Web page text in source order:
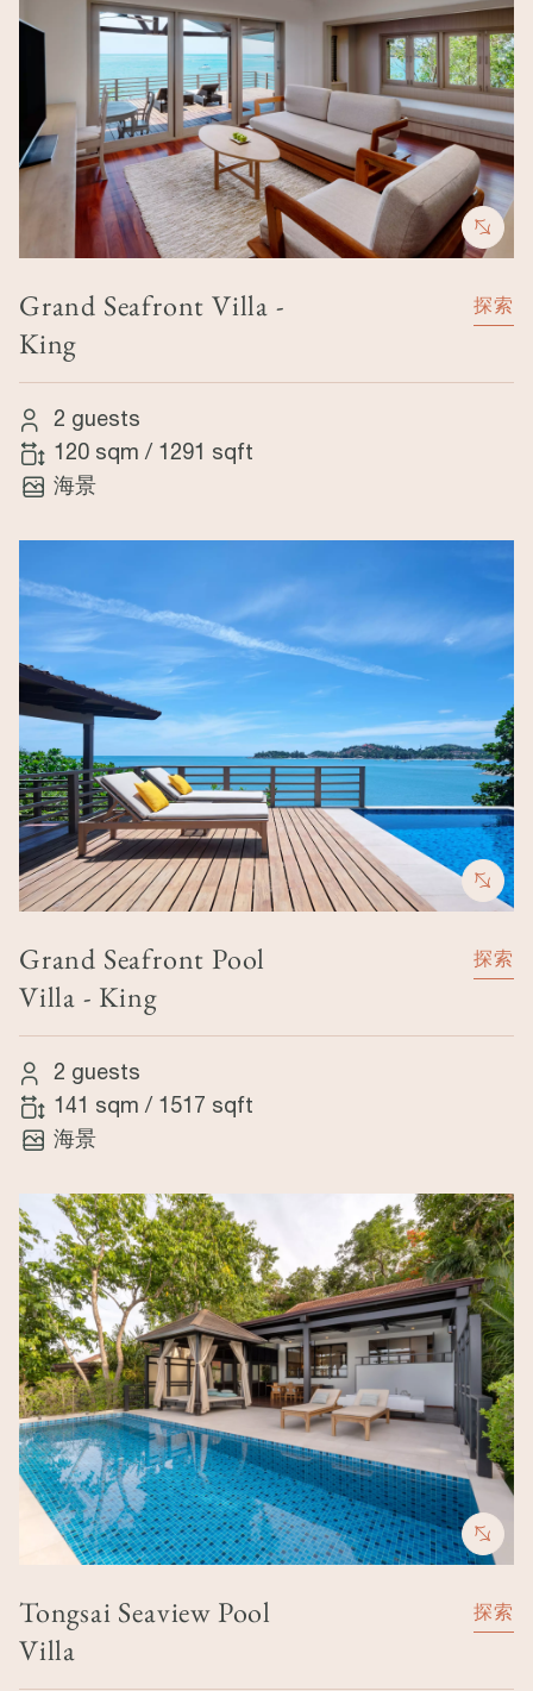
Grand Seafront Villa -
King
探索
2 guests
120 sqm / 1291 sqft
海景
Grand Seafront Pool
Villa - King
探索
2 guests
141 sqm / 1517 sqft
海景
Image
Tongsai Seaview Pool
Villa
探索